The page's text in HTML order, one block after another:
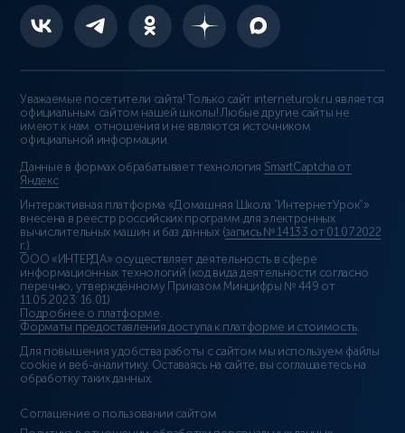
Уважаемые посетители сайта! Только сайт interneturok.ru является
официальным сайтом нашей школы! Любые другие сайты не
имеют к нам отношения и не являются источником
официальной информации.
Данные в формах обрабатывает технология SmartCaptcha от
Яндекс
Интерактивная платформа «Домашняя Школа “ИнтернетУрок”»
внесена в реестр российских программ для электронных
вычислительных машин и баз данных (запись № 14133 от 01.07.2022
г.).
ООО «ИНТЕРДА» осуществляет деятельность в сфере
информационных технологий (код вида деятельности согласно
перечню, утверждённому Приказом Минцифры № 449 от
11.05.2023: 16.01)
Подробнее о платформе.
Форматы предоставления доступа к платформе и стоимость.
Для повышения удобства работы с сайтом мы используем файлы
cookie и веб-аналитику. Оставаясь на сайте, вы соглашаетесь на
обработку таких данных.
Соглашение о пользовании сайтом